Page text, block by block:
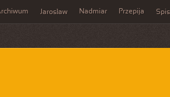
Jarosław Nadmiar Przepija